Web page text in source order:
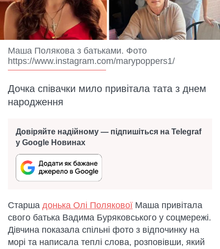
Маша Полякова з батьками. Фото
https://www.instagram.com/marypoppers1/
Дочка співачки мило привітала тата з днем
народження
Довіряйте надійному — підпишіться на Telegraf
у Google Новинах
Старша донька Олі Полякової Маша привітала
свого батька Вадима Буряковського у соцмережі.
Дівчина показала спільні фото з відпочинку на
морі та написала теплі слова, розповівши, який